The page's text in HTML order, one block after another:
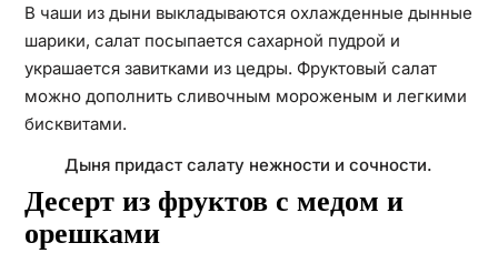
В чаши из дыни выкладываются охлажденные дынные
шарики, салат посыпается сахарной пудрой и
украшается завитками из цедры. Фруктовый салат
можно дополнить сливочным мороженым и легкими
бисквитами.
Дыня придаст салату нежности и сочности.
Десерт из фруктов с медом и
орешками